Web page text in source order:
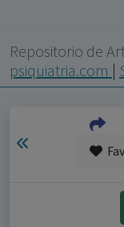
Repositorio de
psiquiatria.com |